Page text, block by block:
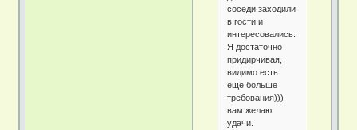
соседи заходили
в гости и
интересовались.
Я достаточно
придирчивая,
видимо есть
ещё больше
требования)))
вам желаю
удачи.